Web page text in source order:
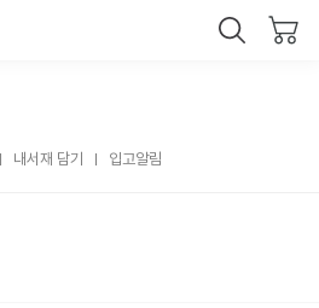
내서재 담기 입고알림